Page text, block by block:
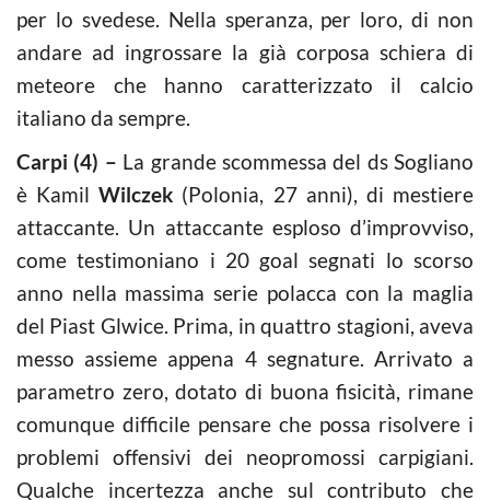
per lo svedese. Nella speranza, per loro, di non
andare ad ingrossare la già corposa schiera di
meteore che hanno caratterizzato il calcio
italiano da sempre.
Carpi (4) – La grande scommessa del ds Sogliano
è KamilWilczek (Polonia, 27 anni), di mestiere
attaccante. Un attaccante esploso d’improvviso,
come testimoniano i 20 goal segnati lo scorso
anno nella massima serie polacca con la maglia
del Piast Glwice. Prima, in quattro stagioni, aveva
messo assieme appena 4 segnature. Arrivato a
parametro zero, dotato di buona fisicità, rimane
comunque difficile pensare che possa risolvere i
problemi offensivi dei neopromossi carpigiani.
Qualche incertezza anche sul contributo che